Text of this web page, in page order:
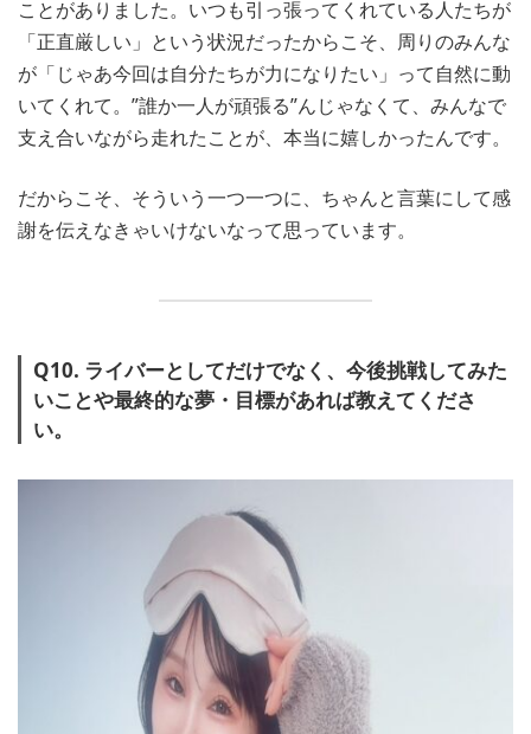
ことがありました。いつも引っ張ってくれている人たちが
「正直厳しい」という状況だったからこそ、周りのみんな
が「じゃあ今回は自分たちが力になりたい」って自然に動
いてくれて。”誰か一人が頑張る”んじゃなくて、みんなで
支え合いながら走れたことが、本当に嬉しかったんです。
だからこそ、そういう一つ一つに、ちゃんと言葉にして感
謝を伝えなきゃいけないなって思っています。
Q10. ライバーとしてだけでなく、今後挑戦してみた
いことや最終的な夢・目標があれば教えてくださ
い。